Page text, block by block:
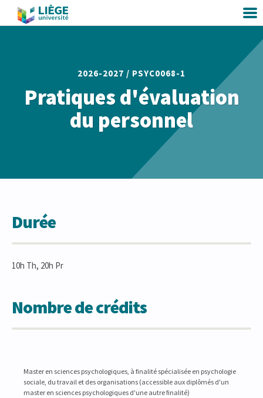
2026-2027 / PSYC0068-1
Pratiques d'évaluation
du personnel
Durée
10h Th, 20h Pr
Nombre de crédits
Master en sciences psychologiques, à finalité spécialisée en psychologie
sociale, du travail et des organisations (accessible aux diplômés d'un
master en sciences psychologiques d'une autre finalité)